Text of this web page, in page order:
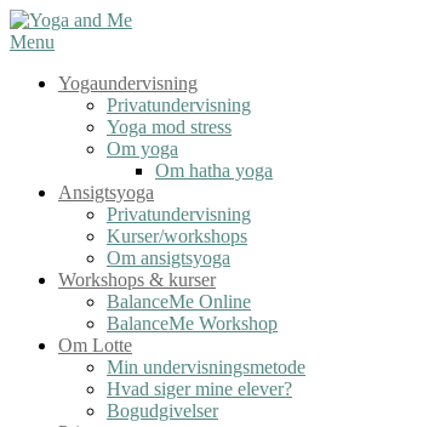
Spring
til
Menu
Yogaundervisning
Privatundervisning
Yoga mod stress
Om yoga
Om hatha yoga
Ansigtsyoga
Privatundervisning
Kurser/workshops
Om ansigtsyoga
Workshops & kurser
BalanceMe Online
BalanceMe Workshop
Om Lotte
Min undervisningsmetode
Hvad siger mine elever?
Bogudgivelser